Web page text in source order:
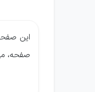
این
صفحه،